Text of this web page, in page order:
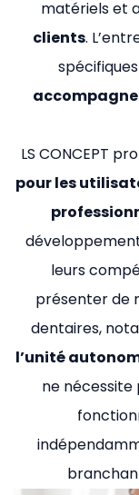
matériels et
clients.
LS CONCEPT
pour les
leurs
présenter de
dentaires,
l’unité
ne nécessite